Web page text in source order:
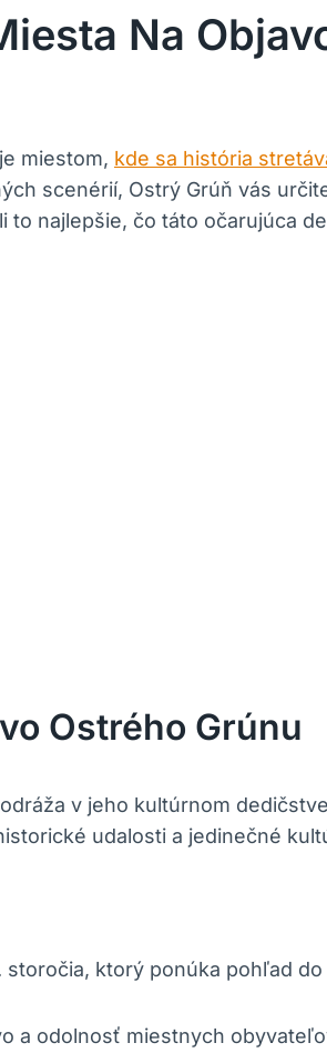
Na
miestom, kde sa história
scenérií, Ostrý Grúň vás
to najlepšie, čo táto očarujúca
Ostrého Grúnu
v jeho kultúrnom
udalosti a jedinečné
storočia, ktorý ponúka pohľad
a odolnosť miestnych